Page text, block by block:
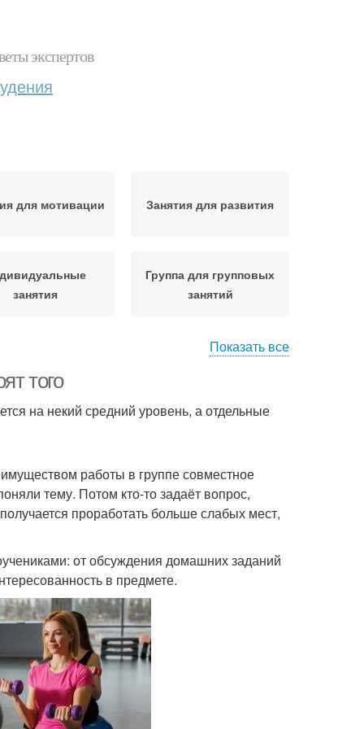
экспертов
для мотивации Занятия для развития
занятия
Группа для групповых
занятий
Занятия по групповому
по сравнению Групповые тренировки
занятие
перед
залом
Советы по групповым
Показать все
того
на некий средний уровень, а отдельные
работы в группе совместное
тему. Потом кто-то задаёт вопрос,
проработать больше слабых мест,
от обсуждения домашних заданий
в предмете.